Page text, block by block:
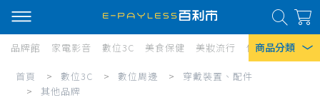
商品分類
熱門搜尋
品牌館 家電影音 數位3C 美食保健 美妝流行 傢俱寢具 居
數首頁 > 數位3C > 數位周邊 >
穿戴裝置、配件
>
其他品牌